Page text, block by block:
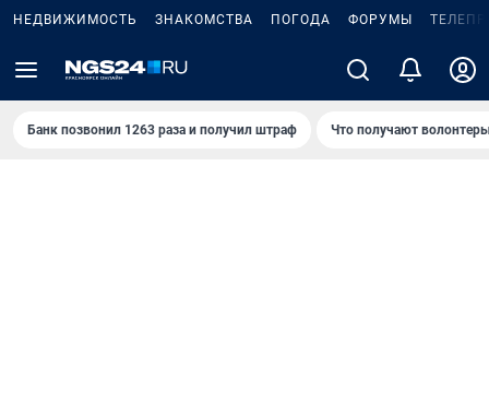
НЕДВИЖИМОСТЬ ЗНАКОМСТВА ПОГОДА ФОРУМЫ
Банк позвонил 1263 раза и получил штраф Что получают